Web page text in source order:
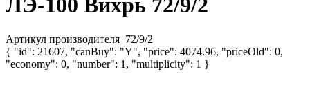
ЛЭ-100 Вихрь 72/9/2
Артикул производителя 72/9/2
{ "id": 21607, "canBuy": "Y", "price": 4074.96, "priceOld": 0,
"economy": 0, "number": 1, "multiplicity": 1 }